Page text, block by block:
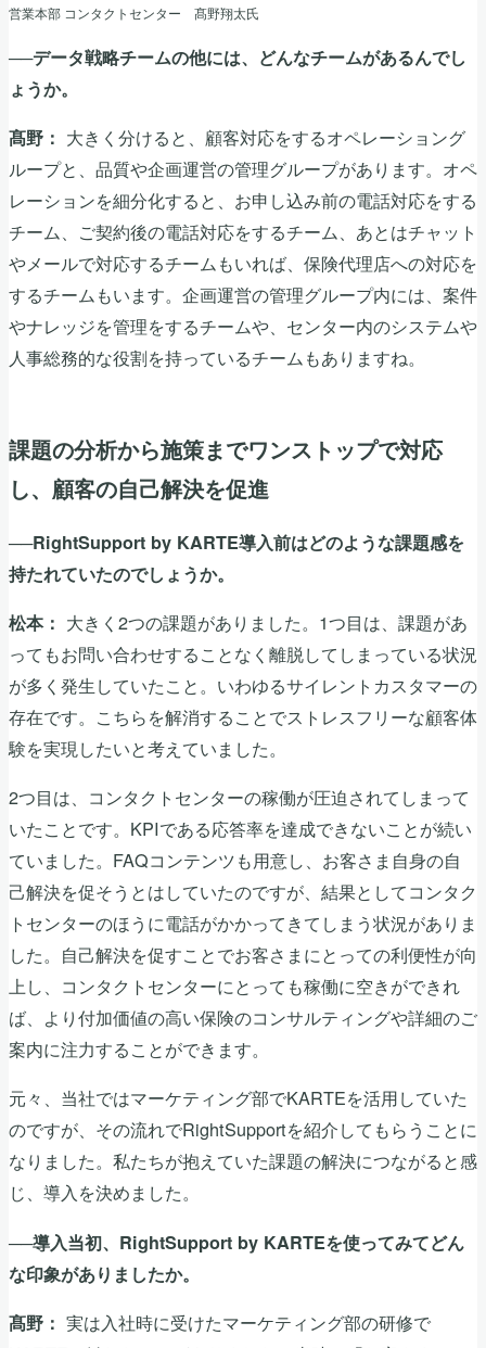
営業本部 コンタクトセンター 髙野翔太氏
──データ戦略チームの他には、どんなチームがあるんでし
ょうか。
髙野： 大きく分けると、顧客対応をするオペレーショング
ループと、品質や企画運営の管理グループがあります。オペ
レーションを細分化すると、お申し込み前の電話対応をする
チーム、ご契約後の電話対応をするチーム、あとはチャット
やメールで対応するチームもいれば、保険代理店への対応を
するチームもいます。企画運営の管理グループ内には、案件
やナレッジを管理をするチームや、センター内のシステムや
人事総務的な役割を持っているチームもありますね。
課題の分析から施策までワンストップで対応
し、顧客の自己解決を促進
──RightSupport by KARTE導入前はどのような課題感を
持たれていたのでしょうか。
松本： 大きく2つの課題がありました。1つ目は、課題があ
ってもお問い合わせすることなく離脱してしまっている状況
が多く発生していたこと。いわゆるサイレントカスタマーの
存在です。こちらを解消することでストレスフリーな顧客体
験を実現したいと考えていました。
2つ目は、コンタクトセンターの稼働が圧迫されてしまって
いたことです。KPIである応答率を達成できないことが続い
ていました。FAQコンテンツも用意し、お客さま自身の自
己解決を促そうとはしていたのですが、結果としてコンタク
トセンターのほうに電話がかかってきてしまう状況がありま
した。自己解決を促すことでお客さまにとっての利便性が向
上し、コンタクトセンターにとっても稼働に空きができれ
ば、より付加価値の高い保険のコンサルティングや詳細のご
案内に注力することができます。
元々、当社ではマーケティング部でKARTEを活用していた
のですが、その流れでRightSupportを紹介してもらうことに
なりました。私たちが抱えていた課題の解決につながると感
じ、導入を決めました。
──導入当初、RightSupport by KARTEを使ってみてどん
な印象がありましたか。
髙野： 実は入社時に受けたマーケティング部の研修で